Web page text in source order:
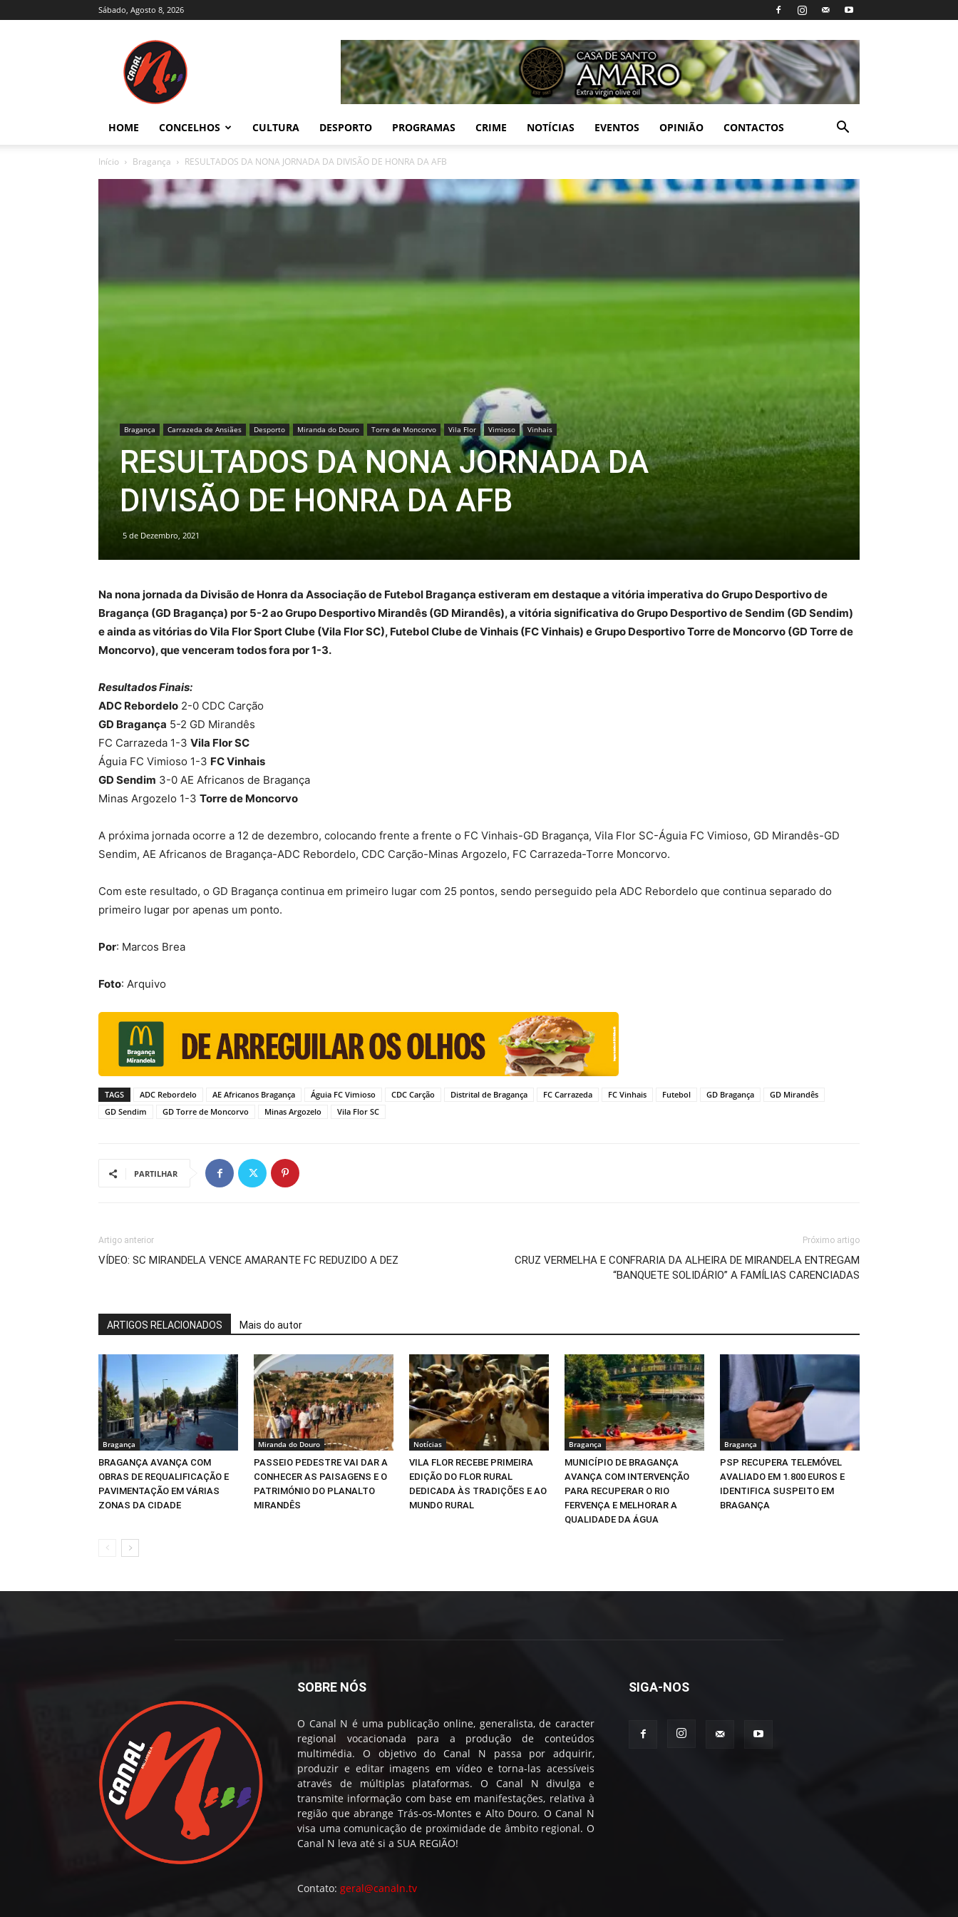
Sábado, Agosto 8, 2026
Trás-
e
Alto
Douro
HOME CONCELHOS CULTURA DESPORTO PROGRAMAS CRIME NOTÍCIAS EVENTOS OPINIÃO CONTACTOS
Início Bragança RESULTADOS DA NONA JORNADA DA DIVISÃO DE HONRA DA AFB
Bragança Carrazeda de Ansiães Desporto Miranda do Douro Torre de Moncorvo Vila Flor Vimioso Vinhais
RESULTADOS DA NONA JORNADA DA
DIVISÃO DE HONRA DA AFB
5 de Dezembro, 2021
Na nona jornada da Divisão de Honra da Associação de Futebol Bragança estiveram em destaque a vitória imperativa do Grupo Desportivo de
Bragança (GD Bragança) por 5-2 ao Grupo Desportivo Mirandês (GD Mirandês), a vitória significativa do Grupo Desportivo de Sendim (GD Sendim)
e ainda as vitórias do Vila Flor Sport Clube (Vila Flor SC), Futebol Clube de Vinhais (FC Vinhais) e Grupo Desportivo Torre de Moncorvo (GD Torre de
Moncorvo), que venceram todos fora por 1-3.
Resultados Finais:
ADC Rebordelo 2-0 CDC Carção
GD Bragança 5-2 GD Mirandês
FC Carrazeda 1-3 Vila Flor SC
Águia FC Vimioso 1-3 FC Vinhais
GD Sendim 3-0 AE Africanos de Bragança
Minas Argozelo 1-3 Torre de Moncorvo
A próxima jornada ocorre a 12 de dezembro, colocando frente a frente o FC Vinhais-GD Bragança, Vila Flor SC-Águia FC Vimioso, GD Mirandês-GD
Sendim, AE Africanos de Bragança-ADC Rebordelo, CDC Carção-Minas Argozelo, FC Carrazeda-Torre Moncorvo.
Com este resultado, o GD Bragança continua em primeiro lugar com 25 pontos, sendo perseguido pela ADC Rebordelo que continua separado do
primeiro lugar por apenas um ponto.
Por: Marcos Brea
Foto: Arquivo
TAGS ADC Rebordelo AE Africanos Bragança Águia FC Vimioso CDC Carção Distrital de Bragança FC Carrazeda FC Vinhais Futebol GD Bragança
GD Mirandês
GD Sendim
GD Torre de Moncorvo Minas Argozelo Vila Flor SC
PARTILHAR
Artigo anterior
VÍDEO: SC MIRANDELA VENCE AMARANTE FC REDUZIDO A DEZ
Próximo artigo
CRUZ VERMELHA E CONFRARIA DA ALHEIRA DE MIRANDELA ENTREGAM
“BANQUETE SOLIDÁRIO” A FAMÍLIAS CARENCIADAS
ARTIGOS RELACIONADOS Mais do autor
Bragança
BRAGANÇA AVANÇA COM
OBRAS DE REQUALIFICAÇÃO E
PAVIMENTAÇÃO EM VÁRIAS
ZONAS DA CIDADE
Miranda do Douro
PASSEIO PEDESTRE VAI DAR A
CONHECER AS PAISAGENS E O
PATRIMÓNIO DO PLANALTO
MIRANDÊS
Notícias
VILA FLOR RECEBE PRIMEIRA
EDIÇÃO DO FLOR RURAL
DEDICADA ÀS TRADIÇÕES E AO
MUNDO RURAL
Bragança
MUNICÍPIO DE BRAGANÇA
AVANÇA COM INTERVENÇÃO
PARA RECUPERAR O RIO
FERVENÇA E MELHORAR A
QUALIDADE DA ÁGUA
Bragança
PSP RECUPERA TELEMÓVEL
AVALIADO EM 1.800 EUROS E
IDENTIFICA SUSPEITO EM
BRAGANÇA
SOBRE NÓS
O Canal N é uma publicação online, generalista, de caracter
regional vocacionada para a produção de conteúdos
multimédia. O objetivo do Canal N passa por adquirir,
produzir e editar imagens em vídeo e torna-las acessíveis
através de múltiplas plataformas. O Canal N divulga e
transmite informação com base em manifestações, relativa à
região que abrange Trás-os-Montes e Alto Douro. O Canal N
visa uma comunicação de proximidade de âmbito regional. O
Canal N leva até si a SUA REGIÃO!
Contato: geral@canaln.tv
SIGA-NOS